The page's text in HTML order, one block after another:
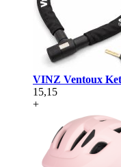
VINZ Ventoux
15,15
+